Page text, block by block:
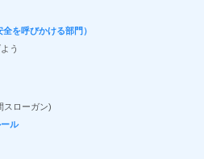
を呼びかける部門）
う
スローガン)
ル